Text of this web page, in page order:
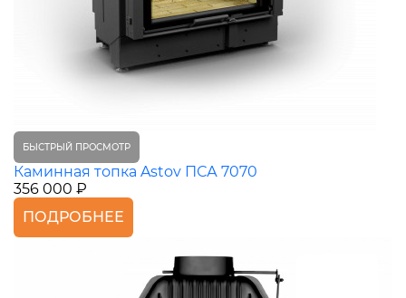
БЫСТРЫЙ ПРОСМОТР
Каминная топка Astov ПСА 7070
356 000 ₽
ПОДРОБНЕЕ